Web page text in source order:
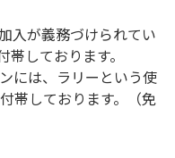
入が義務づけられてい
しております。
には、ラリーという使
帯しております。（免